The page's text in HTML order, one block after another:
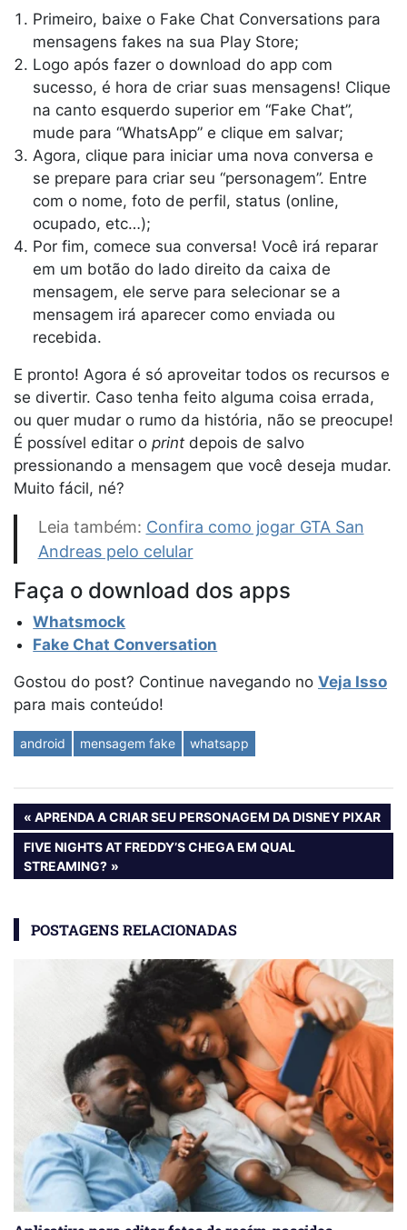
Primeiro, baixe o Fake Chat Conversations para
mensagens fakes na sua Play Store;
Logo após fazer o download do app com
sucesso, é hora de criar suas mensagens! Clique
na canto esquerdo superior em “Fake Chat”,
mude para “WhatsApp” e clique em salvar;
Agora, clique para iniciar uma nova conversa e
se prepare para criar seu “personagem”. Entre
com o nome, foto de perfil, status (online,
ocupado, etc…);
Por fim, comece sua conversa! Você irá reparar
em um botão do lado direito da caixa de
mensagem, ele serve para selecionar se a
mensagem irá aparecer como enviada ou
recebida.
E pronto! Agora é só aproveitar todos os recursos e
se divertir. Caso tenha feito alguma coisa errada,
ou quer mudar o rumo da história, não se preocupe!
É possível editar o print depois de salvo
pressionando a mensagem que você deseja mudar.
Muito fácil, né?
Leia também: Confira como jogar GTA San
Andreas pelo celular
Faça o download dos apps
Whatsmock
Fake Chat Conversation
Gostou do post? Continue navegando no Veja Isso
para mais conteúdo!
android mensagem fake whatsapp
Navegação
de
Post
PREVIOUS
POST:
APRENDA A CRIAR SEU PERSONAGEM DA DISNEY PIXAR
NEXT
POST:
FIVE NIGHTS AT FREDDY’S CHEGA EM QUAL
STREAMING?
POSTAGENS RELACIONADAS